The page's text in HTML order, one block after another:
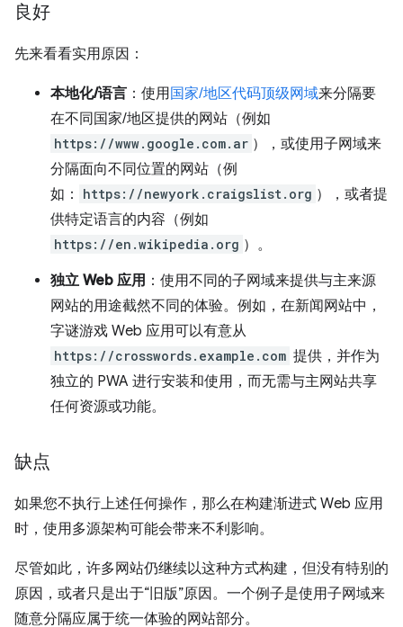
良好
先来看看实用原因：
本地化/语言 ：使用国家/地区代码顶级网域来分隔要
在不同国家/地区提供的网站（例如
https://www.google.com.ar ），或使用子网域来
分隔面向不同位置的网站（例
如：
https://newyork.craigslist.org ），或者提
供特定语言的内容（例如
https://en.wikipedia.org ）。
独立 Web 应用 ：使用不同的子网域来提供与主来源
网站的用途截然不同的体验。例如，在新闻网站中，
字谜游戏 Web 应用可以有意从
https://crosswords.example.com 提供，并作为
独立的 PWA 进行安装和使用，而无需与主网站共享
任何资源或功能。
缺点
如果您不执行上述任何操作，那么在构建渐进式 Web 应用
时，使用多源架构可能会带来不利影响。
尽管如此，许多网站仍继续以这种方式构建，但没有特别的
原因，或者只是出于“旧版”原因。一个例子是使用子网域来
随意分隔应属于统一体验的网站部分。